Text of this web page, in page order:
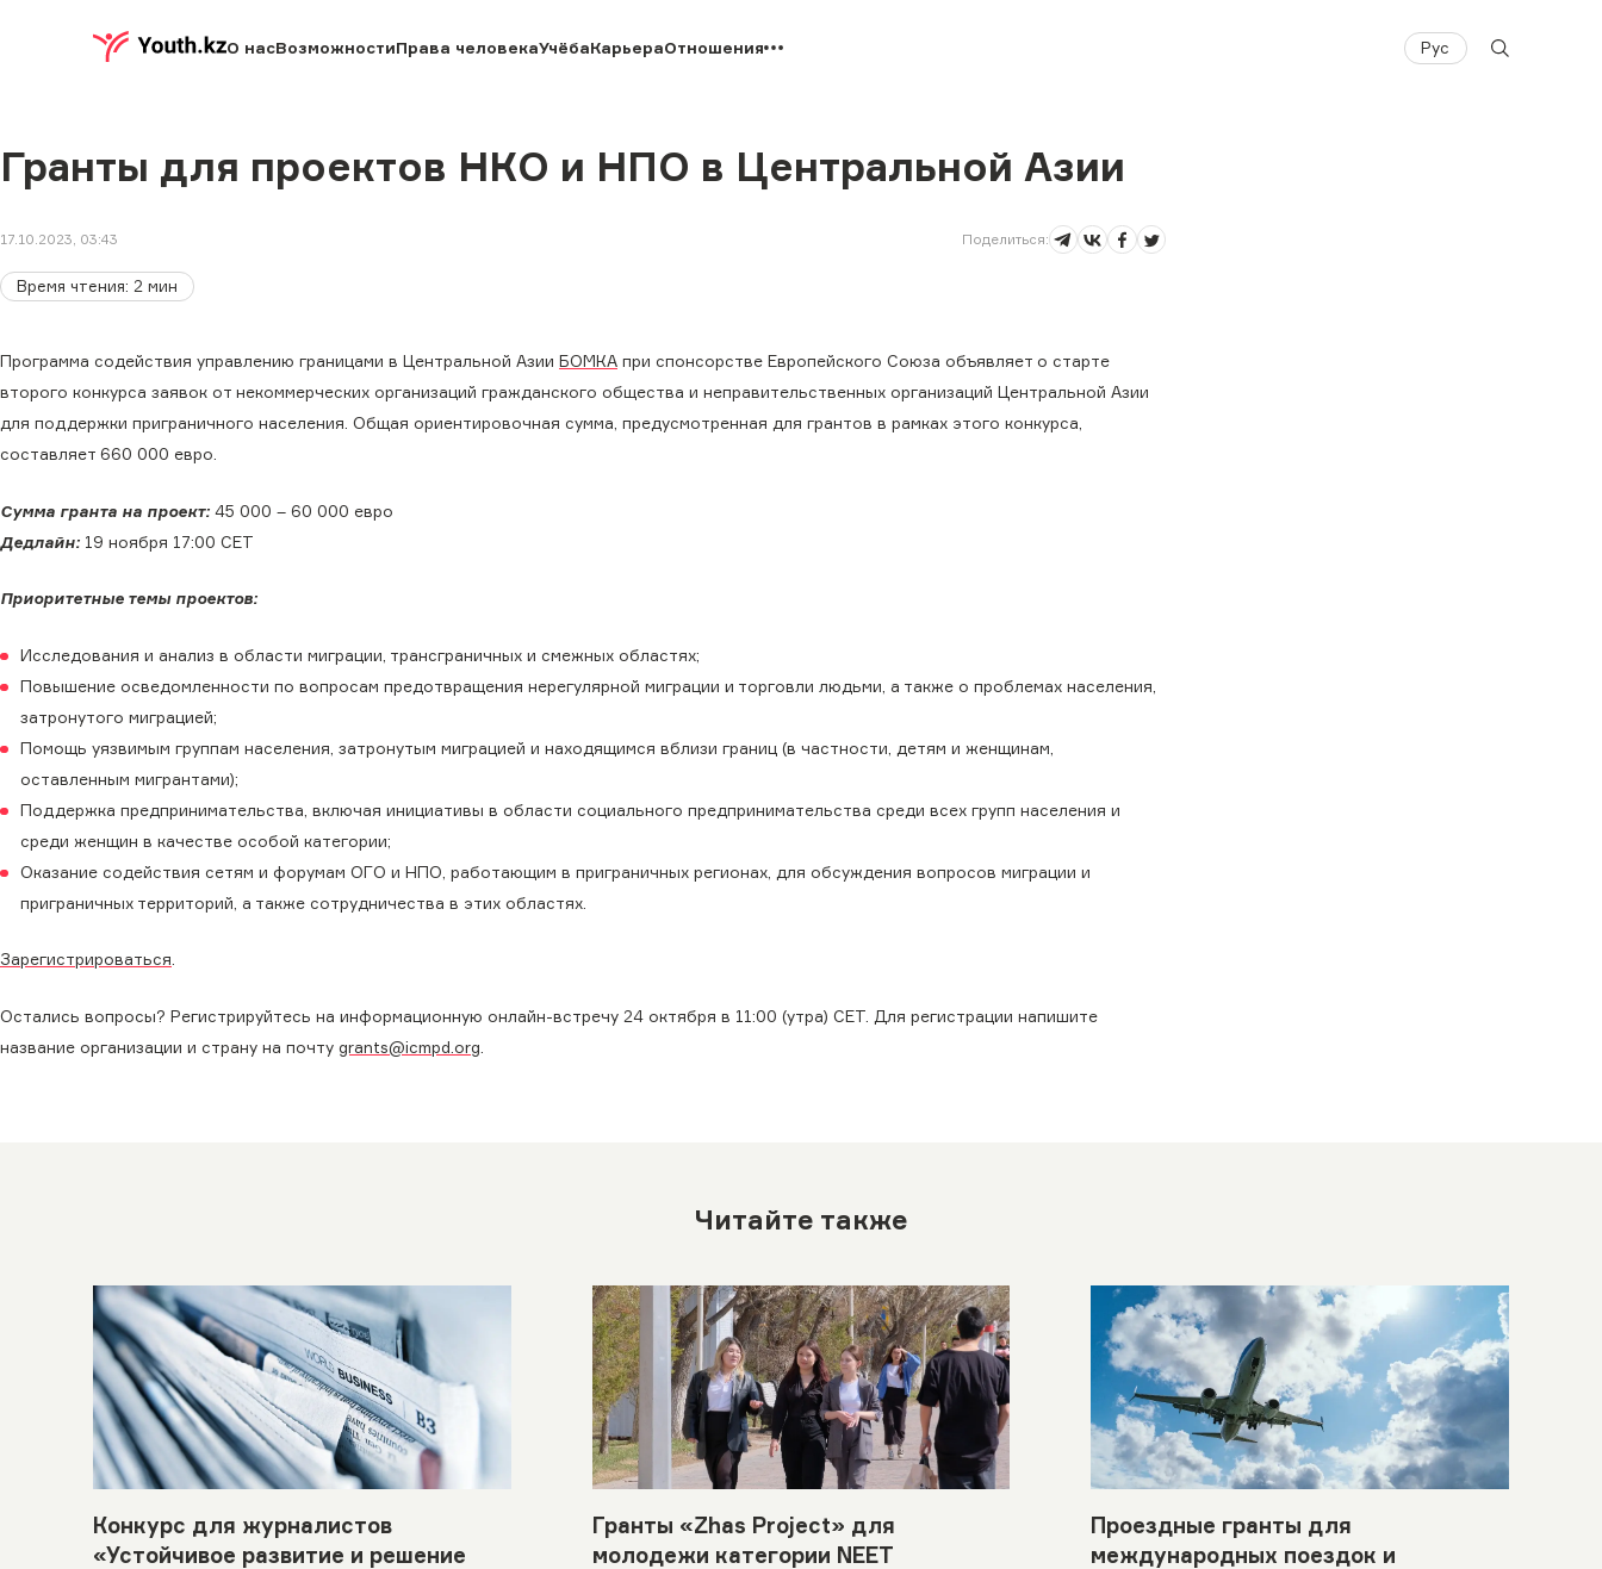
О насВозможностиПрава человекаУчёбаКарьераОтношения Рус
Гранты для проектов НКО и НПО в Центральной Азии
17.10.2023, 03:43 Поделиться:
Время чтения: 2 мин
Программа содействия управлению границами в Центральной Азии БОМКА при спонсорстве Европейского Союза объявляет о старте
второго конкурса заявок от некоммерческих организаций гражданского общества и неправительственных организаций Центральной Азии
для поддержки приграничного населения. Общая ориентировочная сумма, предусмотренная для грантов в рамках этого конкурса,
составляет 660 000 евро.
Сумма гранта на проект: 45 000 – 60 000 евро
Дедлайн: 19 ноября 17:00 СЕТ
Приоритетные темы проектов:
Исследования и анализ в области миграции, трансграничных и смежных областях;
Повышение осведомленности по вопросам предотвращения нерегулярной миграции и торговли людьми, а также о проблемах населения,
затронутого миграцией;
Помощь уязвимым группам населения, затронутым миграцией и находящимся вблизи границ (в частности, детям и женщинам,
оставленным мигрантами);
Поддержка предпринимательства, включая инициативы в области социального предпринимательства среди всех групп населения и
среди женщин в качестве особой категории;
Оказание содействия сетям и форумам ОГО и НПО, работающим в приграничных регионах, для обсуждения вопросов миграции и
приграничных территорий, а также сотрудничества в этих областях.
Зарегистрироваться.
Остались вопросы? Регистрируйтесь на информационную онлайн-встречу 24 октября в 11:00 (утра) СЕТ. Для регистрации напишите
название организации и страну на почту grants@icmpd.org
Читайте также
Конкурс для журналистов
«Устойчивое развитие и решение
Гранты «Zhas Project» для
молодежи категории NEET
Проездные гранты для
международных поездок и